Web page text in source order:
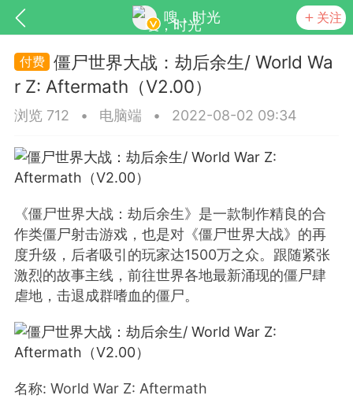
嗖，时光 关注
的每个模块，几乎都可以后台设置 超级强大
排行 在线
僵尸世界大战：劫后余生/ World Wa
r Z: Aftermath（V2.00）
浏览 712 • 电脑端 • 2022-08-02 09:34
《僵尸世界大战：劫后余生》是一款制作精良的合
作类僵尸射击游戏，也是对《僵尸世界大战》的再
度升级，后者吸引的玩家达1500万之众。跟随紧张
激烈的故事主线，前往世界各地最新涌现的僵尸肆
虐地，击退成群嗜血的僵尸。
名称: World War Z: Aftermath